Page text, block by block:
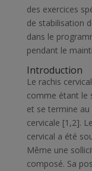
des exercices
de stabilisation
dans le
pendant le
Introduction
Le rachis
comme étant le
et se termine
cervicale [1,2].
cervical a été
Même une
composé. Sa